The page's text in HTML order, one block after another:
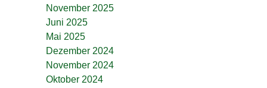
November 2025
Juni 2025
Mai 2025
Dezember 2024
November 2024
Oktober 2024